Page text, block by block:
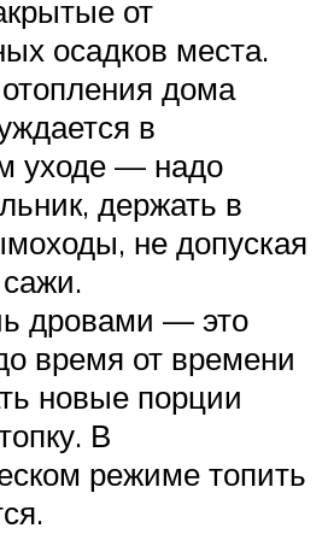
от
осадков места.
дома
в
уходе — надо
держать в
не допуская
дровами — это
время от времени
новые порции
В
режиме топить